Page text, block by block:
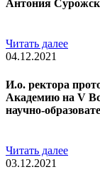
Антония
Читать далее
04.12.2021
И.о. ректора
Академию на V
научно-
Читать далее
03.12.2021